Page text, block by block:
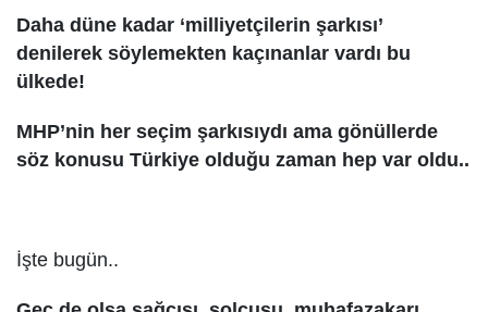
Daha düne kadar ‘milliyetçilerin şarkısı’
denilerek söylemekten kaçınanlar vardı bu
ülkede!
MHP’nin her seçim şarkısıydı ama gönüllerde
söz konusu Türkiye olduğu zaman hep var oldu..
İşte bugün..